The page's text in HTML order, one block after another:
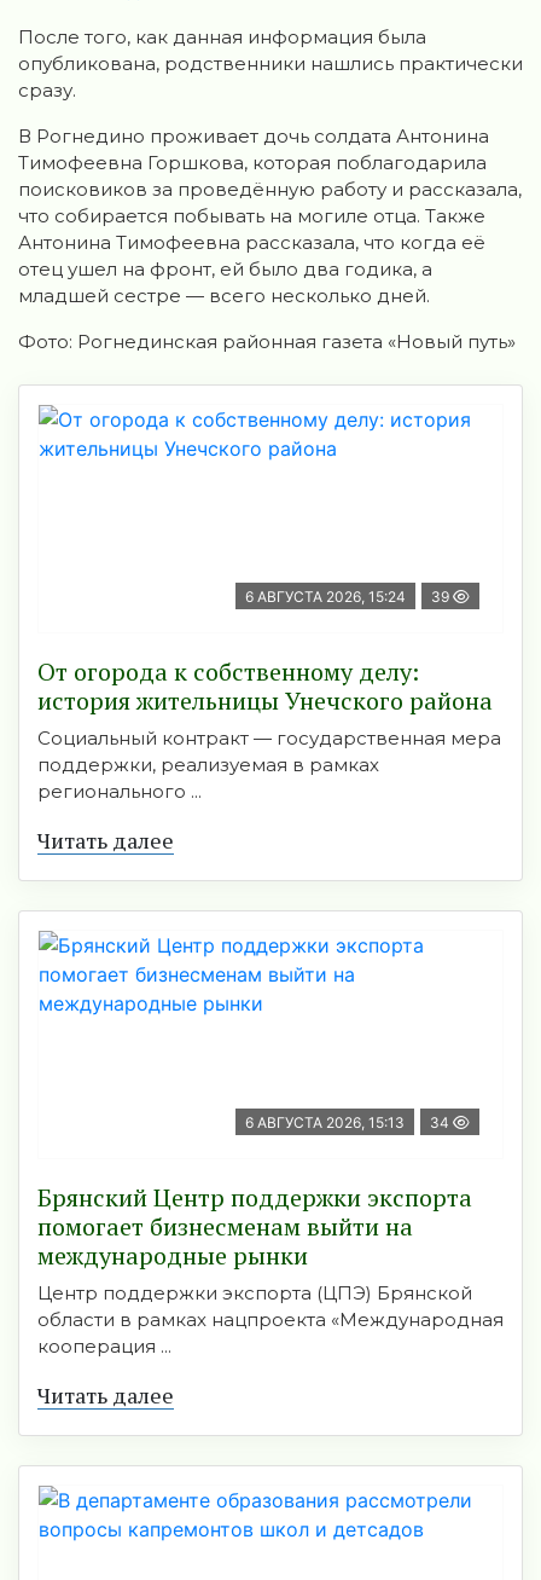
После того, как данная информация была
опубликована, родственники нашлись практически
сразу.
В Рогнедино проживает дочь солдата Антонина
Тимофеевна Горшкова, которая поблагодарила
поисковиков за проведённую работу и рассказала,
что собирается побывать на могиле отца. Также
Антонина Тимофеевна рассказала, что когда её
отец ушел на фронт, ей было два годика, а
младшей сестре — всего несколько дней.
Фото: Рогнединская районная газета «Новый путь»
6 АВГУСТА 2026, 15:24 39
От огорода к собственному делу:
история жительницы Унечского района
Социальный контракт — государственная мера
поддержки, реализуемая в рамках
регионального ...
Читать далее
6 АВГУСТА 2026, 15:13 34
Брянский Центр поддержки экспорта
помогает бизнесменам выйти на
международные рынки
Центр поддержки экспорта (ЦПЭ) Брянской
области в рамках нацпроекта «Международная
кооперация ...
Читать далее